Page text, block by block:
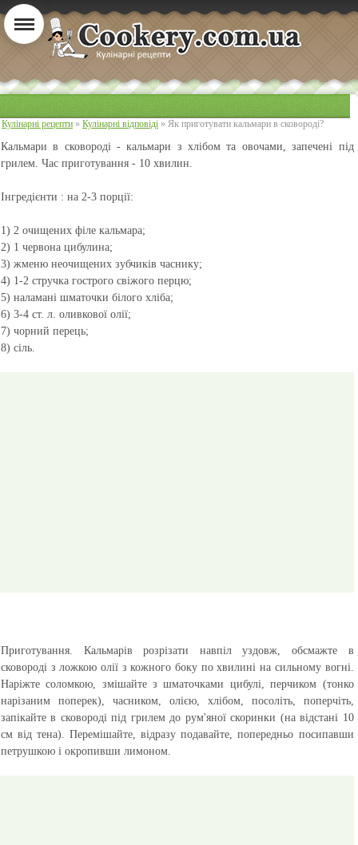
Кулінарні рецепти » Кулінарні відповіді » Як приготувати кальмари в сковороді?
Кальмари в сковороді- кальмари з хлібом та овочами, запечені під
грилем. Час приготування - 10 хвилин.
Інгредієнти : на 2-3 порції:
1) 2 очищених філе кальмара;
2) 1 червона цибулина;
3) жменю неочищених зубчиків часнику;
4) 1-2 стручка гострого свіжого перцю;
5) наламані шматочки білого хліба;
6) 3-4 ст. л. оливкової олії;
7) чорний перець;
8) сіль.
Приготування. Кальмарів розрізати навпіл уздовж, обсмажте в
сковороді з ложкою олії з кожного боку по хвилині на сильному вогні.
Наріжте соломкою, змішайте з шматочками цибулі, перчиком (тонко
нарізаним поперек), часником, олією, хлібом, посоліть, поперчіть,
запікайте в сковороді під грилем до рум'яної скоринки (на відстані 10
см від тена). Перемішайте, відразу подавайте, попередньо посипавши
петрушкою і окропивши лимоном.